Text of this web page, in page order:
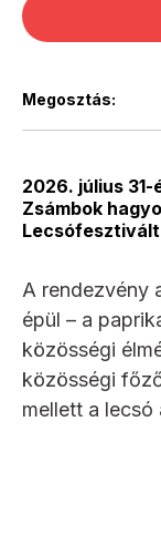
Megosztás:
2026. július 31-
Zsámbok
A rendezvény
épül – a
közösségi
közösségi
mellett a